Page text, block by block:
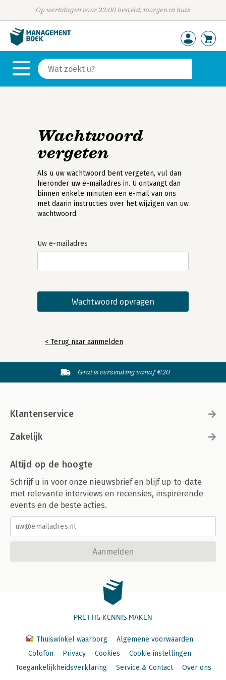
Op werkdagen voor 23:00 besteld, morgen in huis
Wachtwoord
vergeten
Als u uw wachtwoord bent vergeten, vul dan
hieronder uw e-mailadres in. U ontvangt dan
binnen enkele minuten een e-mail van ons
met daarin instructies over het wijzigen van uw
wachtwoord.
Uw e-mailadres
< Terug naar aanmelden
Gratis verzending vanaf €20
Klantenservice
Zakelijk
Altijd op de hoogte
Schrijf u in voor onze nieuwsbrief en blijf up-to-date
met relevante interviews en recensies, inspirerende
events en de beste acties.
Aanmelden
PRETTIG KENNIS MAKEN
Thuiswinkel waarborg
Algemene voorwaarden
Colofon
Privacy Cookies
Cookie instellingen
Toegankelijkheidsverklaring
Service & Contact Over ons